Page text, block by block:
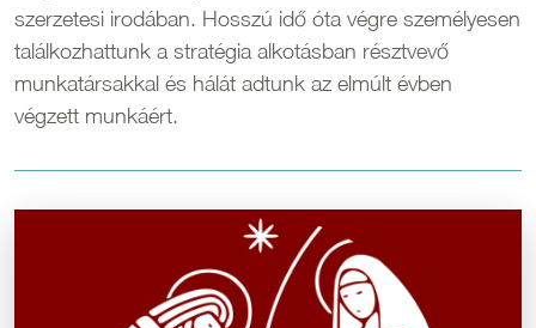
szerzetesi irodában. Hosszú idő óta végre személyesen
találkozhattunk a stratégia alkotásban résztvevő
munkatársakkal és hálát adtunk az elmúlt évben
végzett munkáért.